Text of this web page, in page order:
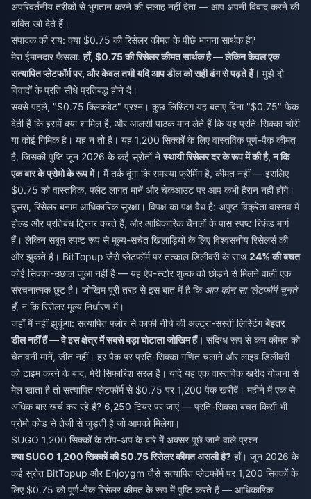
अपरिवर्तनीय तरीकों से भुगतान करने की सलाह नहीं देता — आप अपनी विवाद करने की
शक्ति खो देते हैं।
संपादक की राय: क्या $0.75 की रिसेलर कीमत के पीछे भागना सार्थक है?
मेरा ईमानदार फैसला:हाँ, $0.75 की रिसेलर कीमत सार्थक है — लेकिन केवल एक
सत्यापित प्लेटफॉर्म पर, और केवल तभी यदि आप डील को सही ढंग से पढ़ते हैं। मुझे दो
विवादों के प्रति सीधे प्रतिबद्ध होने दें।
सबसे पहले, "$0.75 क्लिकबेट" प्रश्न। कुछ लिस्टिंग यह बताए बिना "$0.75" फेंक
देती हैं कि इसमें क्या शामिल है, और आलसी पाठक मान लेते हैं कि यह प्रति-सिक्का चोरी
या कोई गिमिक है। यह न तो है। यह 1,200 सिक्कों के लिए वास्तविक पूर्ण-पैक कीमत
है, जिसकी पुष्टि जून 2026 के कई स्रोतों नेस्थायी रिसेलर दर के रूप में की है, न कि
एक बार के प्रोमो के रूप में। मैं तर्क दूंगा कि समस्या फ्रेमिंग है, कीमत नहीं — इसलिए
$0.75 को वास्तविक, फ्लैट लागत मानें और चेकआउट पर आप कभी हैरान नहीं होंगे।
दूसरा, रिसेलर बनाम आधिकारिक सुरक्षा। विपक्ष का पक्ष वैध है: अपुष्ट विक्रेता वास्तव में
होल्ड और प्रतिबंध ट्रिगर करते हैं, और आधिकारिक चैनलों के पास स्पष्ट रिफंड मार्ग
हैं। लेकिन सबूत स्पष्ट रूप से मूल्य-सचेत खिलाड़ियों के लिए विश्वसनीय रिसेलर्स की
ओर झुकते हैं। BitTopup जैसे प्लेटफॉर्म पर तत्काल डिलीवरी के साथ24% की बचत
कोई सिक्का-उछाल जुआ नहीं है — यह ऐप-स्टोर शुल्क को छोड़ने से मिलने वाली एक
संरचनात्मक छूट है। जोखिम पूरी तरह से इस बात में है कि आप कौन सा प्लेटफॉर्म चुनते
हैं, न कि रिसेलर मूल्य निर्धारण में।
जहाँ मैं नहीं झुकूंगा: सत्यापित फ्लोर से काफी नीचे की अल्ट्रा-सस्ती लिस्टिंगबेहतर
डील नहीं हैं — वे इस क्षेत्र में सबसे बड़ा घोटाला जोखिम हैं। संदिग्ध रूप से कम कीमत को
चेतावनी मानें, जीत नहीं। हर पैक पर प्रति-सिक्का गणित चलाने और लाइव डिलीवरी
को टाइम करने के बाद, मेरी सिफारिश सरल है। यदि यह एक वास्तविक खरीद योजना से
मेल खाता है तो सत्यापित प्लेटफॉर्म से $0.75 पर 1,200 पैक खरीदें। महीने में एक से
अधिक बार खर्च कर रहे हैं? 6,250 टियर पर जाएं — प्रति-सिक्का बचत किसी भी
प्रोमो कोड से तेजी से जुड़ती है जो आपको मिलेगा।
SUGO 1,200 सिक्कों के टॉप-अप के बारे में अक्सर पूछे जाने वाले प्रश्न
क्या SUGO 1,200 सिक्कों की $0.75 रिसेलर कीमत असली है? हाँ। जून 2026 के
कई स्रोत BitTopup और Enjoygm जैसे सत्यापित प्लेटफॉर्म पर 1,200 सिक्कों के
लिए $0.75 को पूर्ण-पैक रिसेलर कीमत के रूप में पुष्टि करते हैं — आधिकारिक